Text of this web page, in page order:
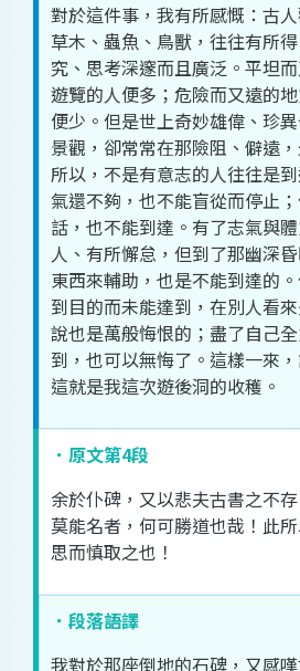
對於這件事 ， 我有所感慨 ： 古人
草木 、 蟲魚 、 鳥獸 ， 往往有所得
究 、 思考深邃而且廣泛 。 平坦而
遊覽的人便多 ； 危險而又遠的
便少 。 但是世上奇妙雄偉 、 珍異
景觀 ， 卻常常在那險阻 、 僻遠 ，
所以 ， 不是有意志的人往往是
氣還不夠 ， 也不能盲從而停止 ；
話 ， 也不能到達 。 有了志氣與
人 、 有所懈怠 ， 但到了那幽深
東西來輔助 ， 也是不能到達的 。
到目的而未能達到 ， 在別人看來
說也是萬般悔恨的 ； 盡了自己
到 ， 也可以無悔了 。 這樣一來 ，
這就是我這次遊後洞的收穫 。
．原文第4段
余於仆碑 ， 又以悲夫古書之不存
莫能名者 ， 何可勝道也哉 ！ 此
思而慎取之也 ！
．段落語譯
我對於那座倒地的石碑 ， 又感嘆